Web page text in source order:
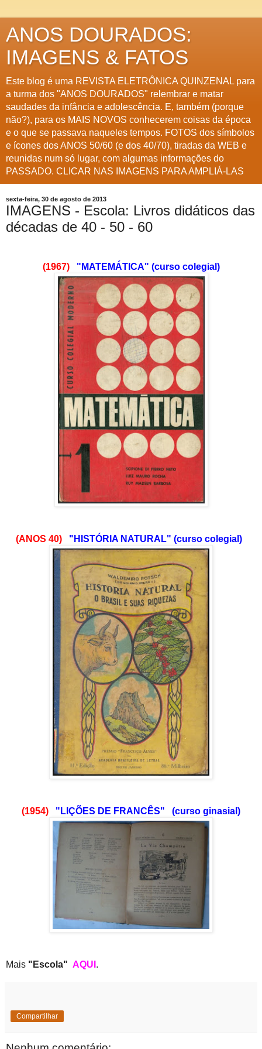
ANOS DOURADOS:
IMAGENS & FATOS
Este blog é uma REVISTA ELETRÔNICA QUINZENAL para
a turma dos "ANOS DOURADOS" relembrar e matar
saudades da infância e adolescência. E, também (porque
não?), para os MAIS NOVOS conhecerem coisas da época
e o que se passava naqueles tempos. FOTOS dos símbolos
e ícones dos ANOS 50/60 (e dos 40/70), tiradas da WEB e
reunidas num só lugar, com algumas informações do
PASSADO. CLICAR NAS IMAGENS PARA AMPLIÁ-LAS
sexta-feira, 30 de agosto de 2013
IMAGENS - Escola: Livros didáticos das
décadas de 40 - 50 - 60
(1967)"MATEMÁTICA" (curso colegial)
(ANOS 40)"HISTÓRIA NATURAL" (curso colegial)
(1954) "LIÇÕES DE FRANCÊS" (curso ginasial)
Mais "Escola" AQUI .
Compartilhar